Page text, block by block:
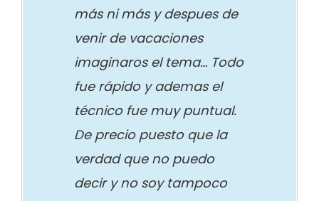
más ni más y despues de
venir de vacaciones
imaginaros el tema… Todo
fue rápido y ademas el
técnico fue muy puntual.
De precio puesto que la
verdad que no puedo
decir y no soy tampoco